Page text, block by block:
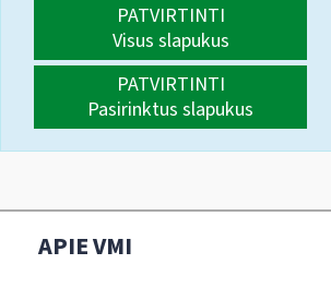
PATVIRTINTI
Visus slapukus
PATVIRTINTI
Pasirinktus slapukus
APIE VMI